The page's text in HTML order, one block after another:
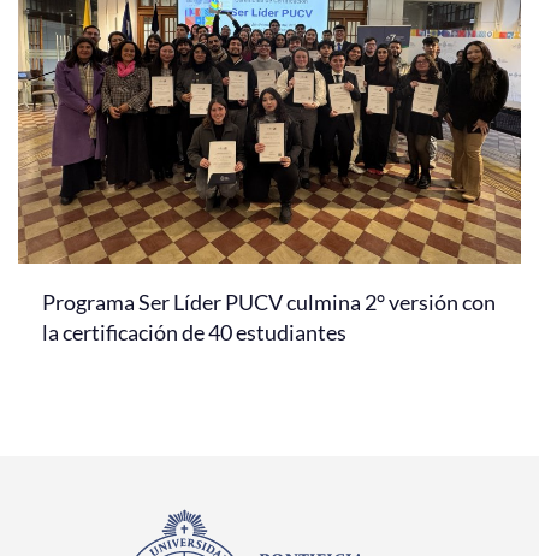
Programa Ser Líder PUCV culmina 2° versión con
la certificación de 40 estudiantes